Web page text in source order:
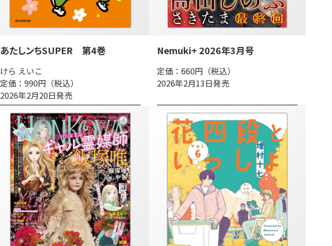
あたしンちSUPER 第4巻
けら えいこ
定価：990円（税込）
2026年2月20日発売
Nemuki+ 2026年3月号
定価：660円（税込）
2026年2月13日発売